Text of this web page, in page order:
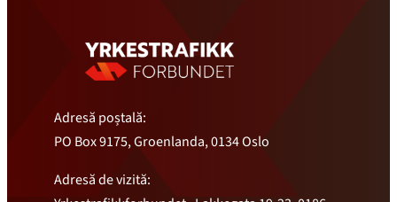
Adresă poștală:
PO Box 9175, Groenlanda, 0134 Oslo
Adresă de vizită: